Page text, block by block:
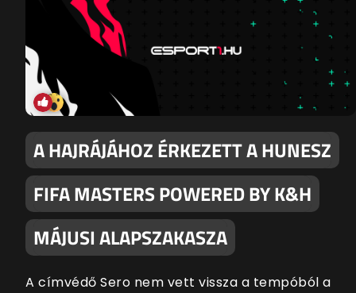
A HAJRÁJÁHOZ ÉRKEZETT A HUNESZ
FIFA MASTERS POWERED BY K&H
MÁJUSI ALAPSZAKASZA
A címvédő Sero nem vett vissza a tempóból a